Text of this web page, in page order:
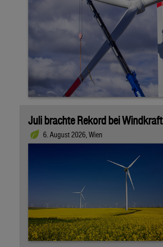
Juli brachte Rekord bei Windkraft
6. August 2026, Wien